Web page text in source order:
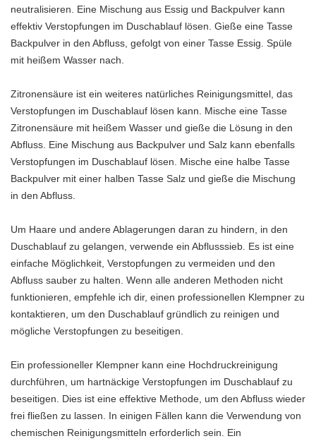
neutralisieren. Eine Mischung aus Essig und Backpulver kann
effektiv Verstopfungen im Duschablauf lösen. Gieße eine Tasse
Backpulver in den Abfluss, gefolgt von einer Tasse Essig. Spüle
mit heißem Wasser nach.
Zitronensäure ist ein weiteres natürliches Reinigungsmittel, das
Verstopfungen im Duschablauf lösen kann. Mische eine Tasse
Zitronensäure mit heißem Wasser und gieße die Lösung in den
Abfluss. Eine Mischung aus Backpulver und Salz kann ebenfalls
Verstopfungen im Duschablauf lösen. Mische eine halbe Tasse
Backpulver mit einer halben Tasse Salz und gieße die Mischung
in den Abfluss.
Um Haare und andere Ablagerungen daran zu hindern, in den
Duschablauf zu gelangen, verwende ein Abflusssieb. Es ist eine
einfache Möglichkeit, Verstopfungen zu vermeiden und den
Abfluss sauber zu halten. Wenn alle anderen Methoden nicht
funktionieren, empfehle ich dir, einen professionellen Klempner zu
kontaktieren, um den Duschablauf gründlich zu reinigen und
mögliche Verstopfungen zu beseitigen.
Ein professioneller Klempner kann eine Hochdruckreinigung
durchführen, um hartnäckige Verstopfungen im Duschablauf zu
beseitigen. Dies ist eine effektive Methode, um den Abfluss wieder
frei fließen zu lassen. In einigen Fällen kann die Verwendung von
chemischen Reinigungsmitteln erforderlich sein. Ein